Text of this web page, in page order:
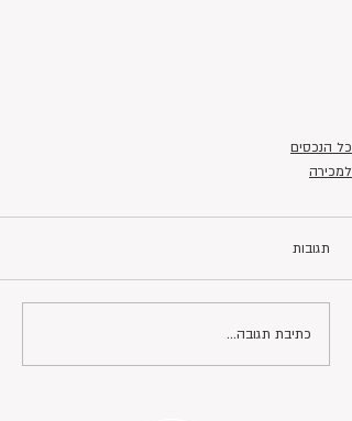
כל הנכסים
למכירה
תגובות
כתיבת תגובה...